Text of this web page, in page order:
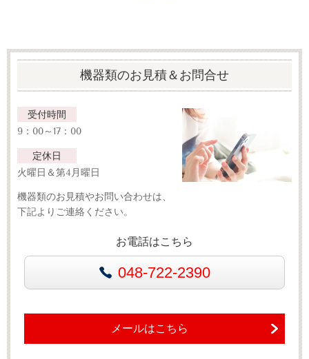
機器類のお見積＆お問合せ
受付時間
9：00～17：00
定休日
火曜日＆第4月曜日
機器類のお見積やお問い合わせは、
下記よりご連絡ください。
お電話はこちら
048-722-2390
メールはこちら